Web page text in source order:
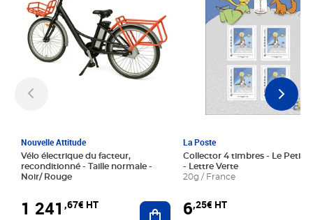
Nouvelle Attitude
Vélo électrique du facteur,
reconditionné - Taille normale -
Noir/ Rouge
1 241 ,67€ HT Ajouter au panier
La Poste
Collector 4 timbres - Le Petit
- Lettre Verte
20g / France
6,25€ HT